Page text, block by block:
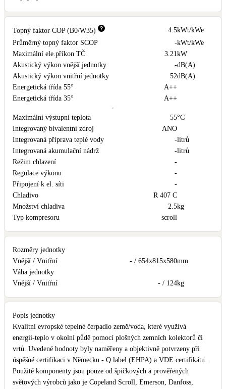
Topný faktor COP (B0/W35) 4.5kWt/kWe
Průměrný topný faktor SCOP
-kWt/kWe
Maximální ele.příkon TČ
3.21kW
Akustický výkon vnější jednotky
-dB(A)
Akustický výkon vnitřní jednotky
52dB(A)
Energetická třída 55°
A++
Energetická třída 35°
A++
Maximální výstupní teplota 55°C
Integrovaný bivalentní zdroj
ANO
Integrovaná příprava teplé vody
-litrů
Integrovaná akumulační nádrž
-litrů
Režim chlazení
-
Regulace výkonu
-
Připojení k el. síti
-
Chladivo
R 407 C
Množství chladiva
2.5kg
Typ kompresoru
scroll
Rozměry jednotky
Vnější / Vnitřní
- / 654x815x580mm
Váha jednotky
Vnější / Vnitřní
- / 124kg
Popis jednotky
Kvalitní evropské tepelné čerpadlo země/voda, které využívá
energii-teplo v okolní půdě pomocí plošných zemních kolektorů či
vrtů. Uvedené hodnoty byly naměřeny a objektivně potvrzeny při
úspěšné certifikaci v Německu - Q label (EHPA) a VDE certifikátu.
Použité komponenty jsou pouze od špičkových a prověřených
světových výrobců jako je Copeland Scroll, Emerson, Danfoss,